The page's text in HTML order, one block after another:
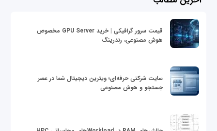
قیمت سرور گرافیکی | خرید GPU Server مخصوص
هوش مصنوعی، رندرینگ
سایت شرکتی حرفه‌ای؛ ویترین دیجیتال شما در عصر
جستجو و هوش مصنوعی